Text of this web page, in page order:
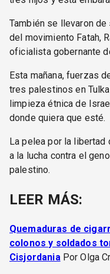
También se llevaron
del movimiento Fatah,
oficialista gobernante
Esta mañana, fuerzas
tres palestinos en
limpieza étnica de
donde quiera que esté.
La pelea por la libertad
a la lucha contra el
palestino.
LEER MÁS:
Quemaduras de
colonos y soldados
Cisjordania Por Olga